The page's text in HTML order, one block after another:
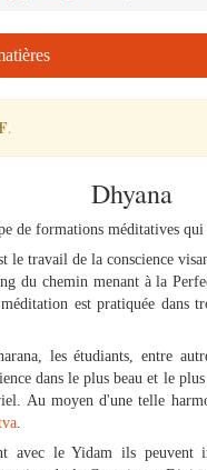
.
Dhyana
de formations méditatives qui
le travail de la conscience
du chemin menant à la
est pratiquée dans
les étudiants, entre
dans le plus beau et le
Au moyen d'une telle
.
avec le Yidam ils peuvent